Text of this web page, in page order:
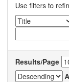
Use filters to
Results/Page